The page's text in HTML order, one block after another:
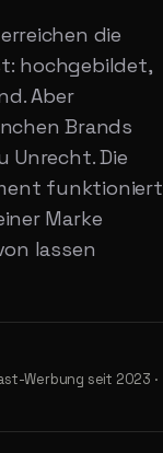
die
hochgebildet,
Aber
Brands
Unrecht. Die
Marke
lassen
Werbung seit 2023 ·